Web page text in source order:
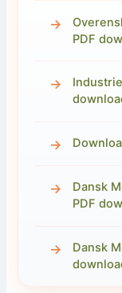
PDF
Dansk
PDF
Dansk